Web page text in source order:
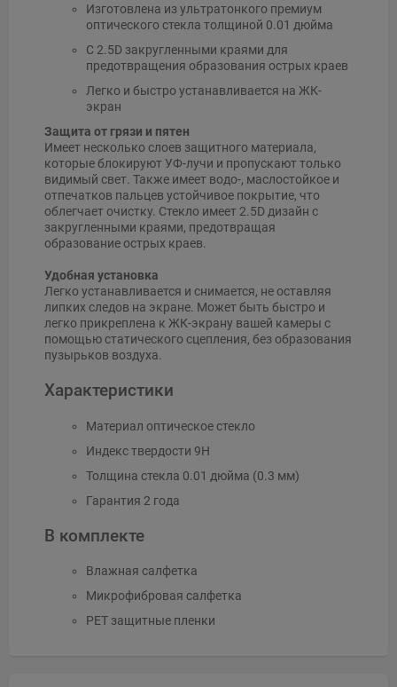
Изготовлена из ультратонкого премиум
оптического стекла толщиной 0.01 дюйма
С 2.5D закругленными краями для
предотвращения образования острых краев
Легко и быстро устанавливается на ЖК-
экран
Защита от грязи и пятен
Имеет несколько слоев защитного материала,
которые блокируют УФ-лучи и пропускают только
видимый свет. Также имеет водо-, маслостойкое и
отпечатков пальцев устойчивое покрытие, что
облегчает очистку. Стекло имеет 2.5D дизайн с
закругленными краями, предотвращая
образование острых краев.
Удобная установка
Легко устанавливается и снимается, не оставляя
липких следов на экране. Может быть быстро и
легко прикреплена к ЖК-экрану вашей камеры с
помощью статического сцепления, без образования
пузырьков воздуха.
Характеристики
Материал оптическое стекло
Индекс твердости 9H
Толщина стекла 0.01 дюйма (0.3 мм)
Гарантия 2 года
В комплекте
Влажная салфетка
Микрофибровая салфетка
PET защитные пленки